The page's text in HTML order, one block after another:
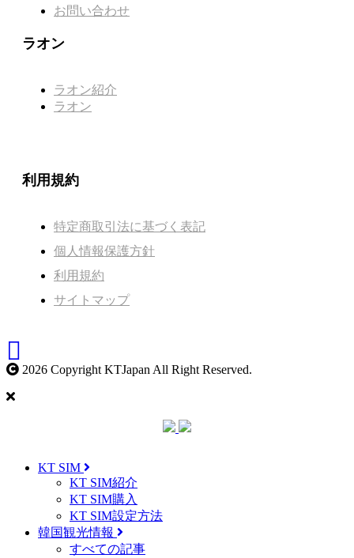
お問い合わせ
ラオン
ラオン紹介
ラオン
利用規約
特定商取引法に基づく表記
個人情報保護方針
利用規約
サイトマップ
2026 Copyright KTJapan All Right Reserved.
KT SIM
KT SIM紹介
KT SIM購入
KT SIM設定方法
韓国観光情報
すべての記事